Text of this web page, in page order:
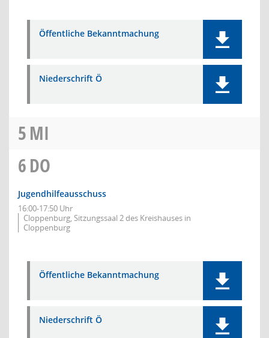
Öffentliche Bekanntmachung
Niederschrift Ö
5MI
6DO
Jugendhilfeausschuss
16:00-17:50 Uhr
Cloppenburg, Sitzungssaal 2 des Kreishauses in
Cloppenburg
Öffentliche Bekanntmachung
Niederschrift Ö